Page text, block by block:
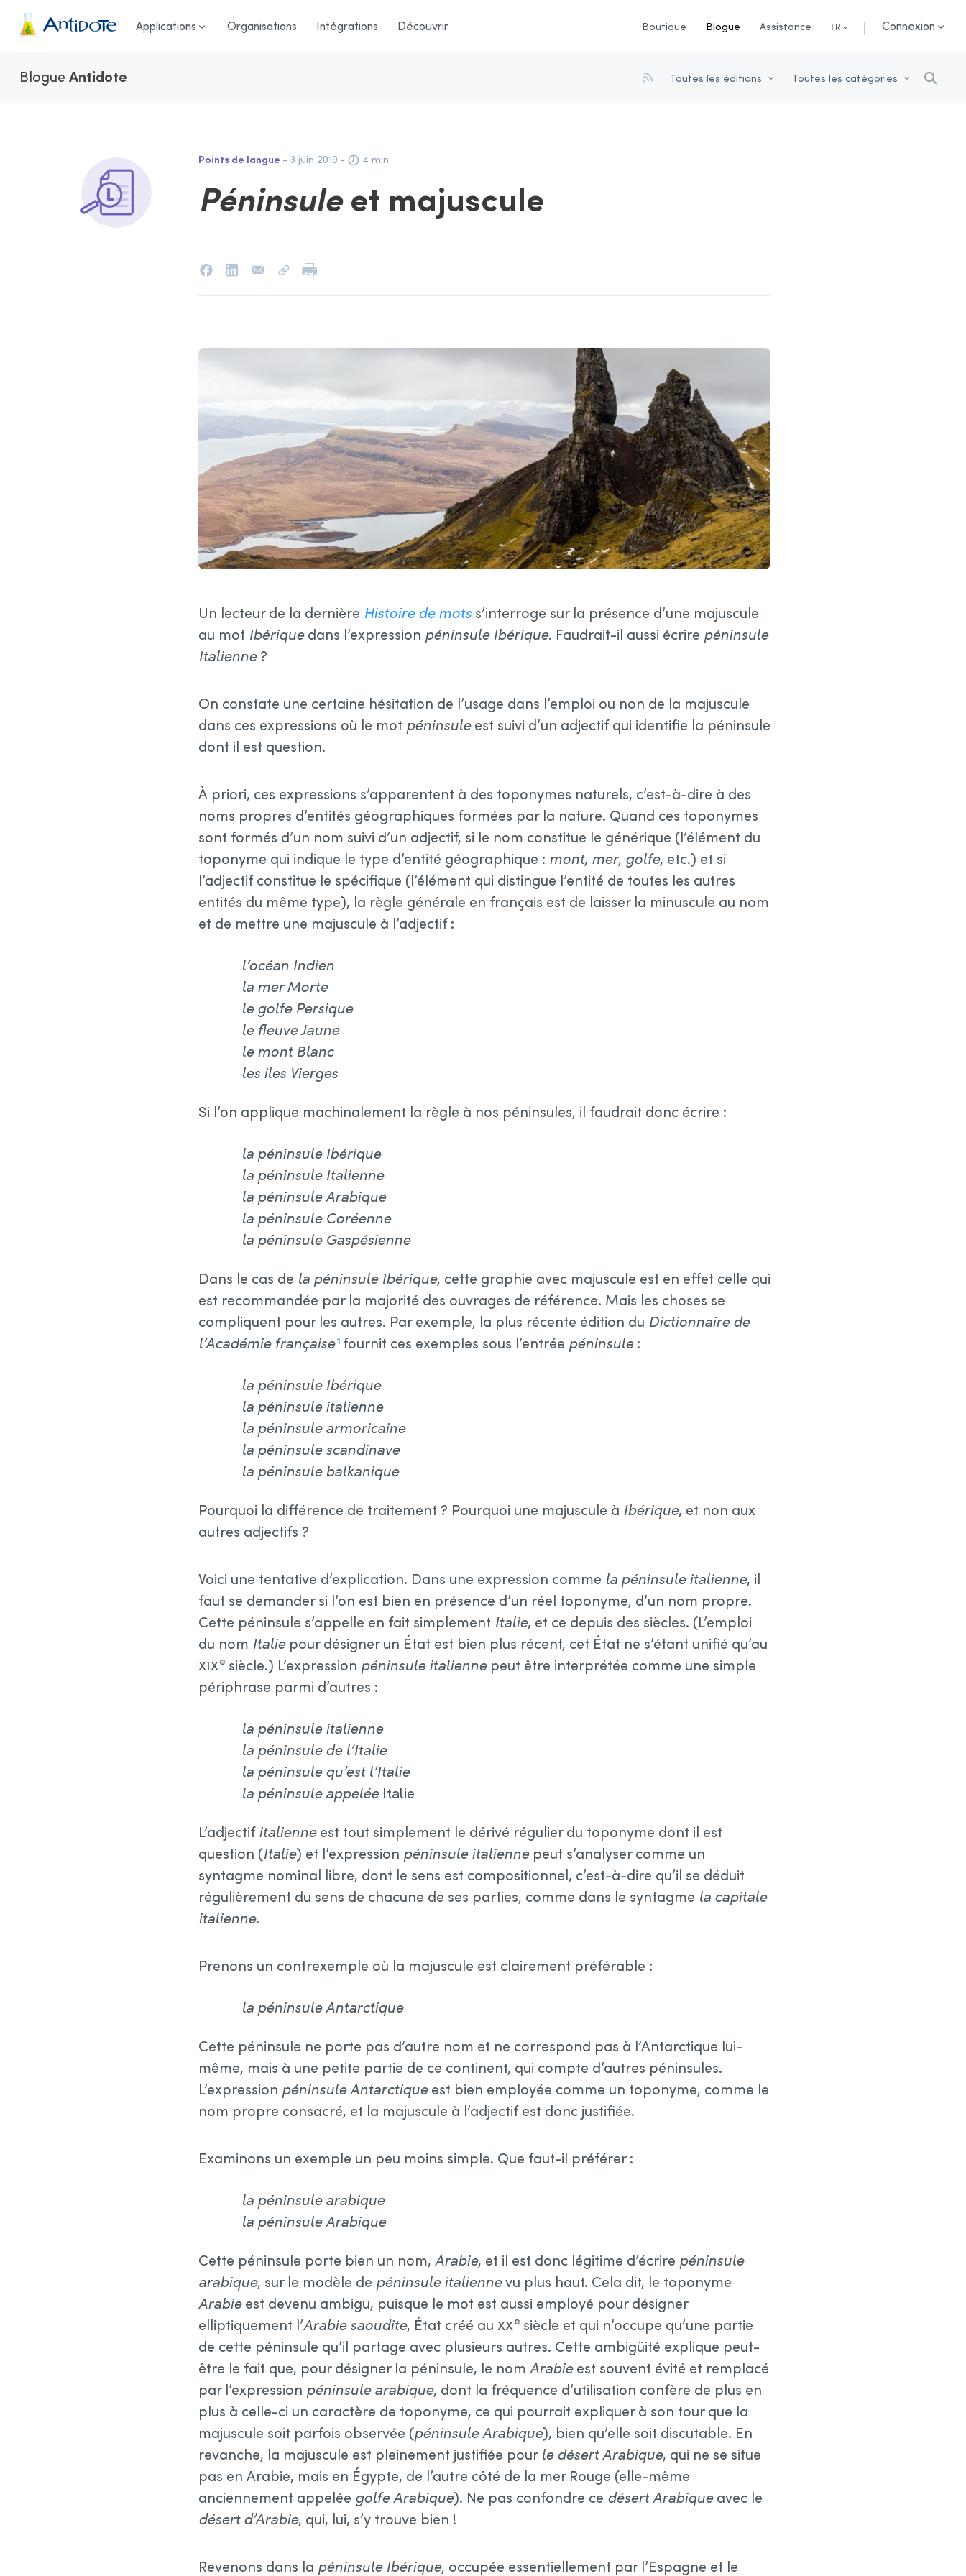
Antidote Applications Organisations Intégrations Découvrir Boutique Blogue Assistance FR Connexion
Blogue Antidote Toutes les éditions Toutes les catégories
Points de langue - 3 juin 2019 - 4 min
Péninsuleet majuscule
Un lecteur de la dernière Histoire de mots s’interroge sur la présence d’une majuscule
au mot Ibériquedans l’expression péninsule Ibérique. Faudrait-il aussi écrire péninsule
Italienne?
On constate une certaine hésitation de l’usage dans l’emploi ou non de la majuscule
dans ces expressions où le mot péninsuleest suivi d’un adjectif qui identifie la péninsule
dont il est question.
À priori, ces expressions s’apparentent à des toponymes naturels, c’est-à-dire à des
noms propres d’entités géographiques formées par la nature. Quand ces toponymes
sont formés d’un nom suivi d’un adjectif, si le nom constitue le générique (l’élément du
toponyme qui indique le type d’entité géographique : mont, mer, golfe, etc.) et si
l’adjectif constitue le spécifique (l’élément qui distingue l’entité de toutes les autres
entités du même type), la règle générale en français est de laisser la minuscule au nom
et de mettre une majuscule à l’adjectif :
l’océan Indien
la mer Morte
le golfe Persique
le fleuve Jaune
le mont Blanc
les iles Vierges
Si l’on applique machinalement la règle à nos péninsules, il faudrait donc écrire :
la péninsule Ibérique
la péninsule Italienne
la péninsule Arabique
la péninsule Coréenne
la péninsule Gaspésienne
Dans le cas de la péninsule Ibérique, cette graphie avec majuscule est en effet celle qui
est recommandée par la majorité des ouvrages de référence. Mais les choses se
compliquent pour les autres. Par exemple, la plus récente édition du Dictionnaire de
l’Académie française1fournit ces exemples sous l’entrée péninsule:
la péninsule Ibérique
la péninsule italienne
la péninsule armoricaine
la péninsule scandinave
la péninsule balkanique
Pourquoi la différence de traitement ? Pourquoi une majuscule à Ibérique, et non aux
autres adjectifs ?
Voici une tentative d’explication. Dans une expression comme la péninsule italienne, il
faut se demander si l’on est bien en présence d’un réel toponyme, d’un nom propre.
Cette péninsule s’appelle en fait simplement Italie, et ce depuis des siècles. (L’emploi
du nom Italiepour désigner un État est bien plus récent, cet État ne s’étant unifié qu’au
xixe siècle.) L’expression péninsule italiennepeut être interprétée comme une simple
périphrase parmi d’autres :
la péninsule italienne
la péninsule de l’Italie
la péninsule qu’est l’Italie
la péninsule appelée Italie
L’adjectifitalienneest tout simplement le dérivé régulier du toponyme dont il est
question (Italie) et l’expression péninsule italiennepeut s’analyser comme un
syntagme nominal libre, dont le sens est compositionnel, c’est-à-dire qu’il se déduit
régulièrement du sens de chacune de ses parties, comme dans le syntagme la capitale
italienne.
Prenons un contrexemple où la majuscule est clairement préférable :
la péninsule Antarctique
Cette péninsule ne porte pas d’autre nom et ne correspond pas à l’Antarctique lui-
même, mais à une petite partie de ce continent, qui compte d’autres péninsules.
L’expression péninsule Antarctiqueest bien employée comme un toponyme, comme le
nom propre consacré, et la majuscule à l’adjectif est donc justifiée.
Examinons un exemple un peu moins simple. Que faut-il préférer :
la péninsule arabique
la péninsule Arabique
Cette péninsule porte bien un nom, Arabie, et il est donc légitime d’écrire péninsule
arabique, sur le modèle de péninsule italiennevu plus haut. Cela dit, le toponyme
Arabieest devenu ambigu, puisque le mot est aussi employé pour désigner
elliptiquement l’Arabie saoudite, État créé au xxe siècle et qui n’occupe qu’une partie
de cette péninsule qu’il partage avec plusieurs autres. Cette ambigüité explique peut-
être le fait que, pour désigner la péninsule, le nom Arabieest souvent évité et remplacé
par l’expression péninsule arabique, dont la fréquence d’utilisation confère de plus en
plus à celle-ci un caractère de toponyme, ce qui pourrait expliquer à son tour que la
majuscule soit parfois observée (péninsule Arabique), bien qu’elle soit discutable. En
revanche, la majuscule est pleinement justifiée pour le désert Arabique, qui ne se situe
pas en Arabie, mais en Égypte, de l’autre côté de la mer Rouge (elle-même
anciennement appelée golfe Arabique). Ne pas confondre ce désert Arabiqueavec le
désert d’Arabie, qui, lui, s’y trouve bien !
Revenons dans la péninsule Ibérique, occupée essentiellement par l’Espagne et le